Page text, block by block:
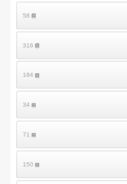
58
316
184
34
71
150